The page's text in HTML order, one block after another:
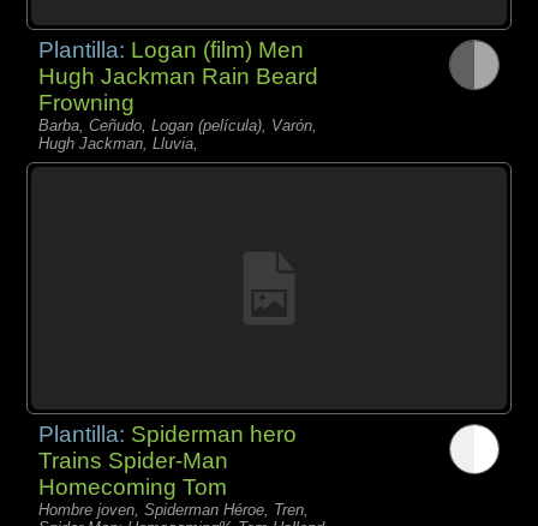
Plantilla: Logan (film) Men
Hugh Jackman Rain Beard
Frowning
Barba, Ceñudo, Logan (película), Varón,
Hugh Jackman, Lluvia,
Plantilla: Spiderman hero
Trains Spider-Man
Homecoming Tom
Hombre joven, Spiderman Héroe, Tren,